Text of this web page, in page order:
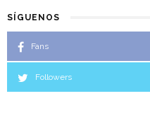
SÍGUENOS
Fans
Followers